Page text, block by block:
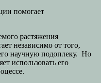
помогает
растяжения
независимо от того,
научную подоплеку. Но
использовать его